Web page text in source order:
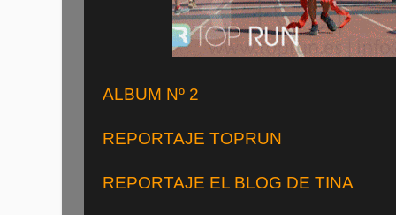
ALBUM Nº 2
REPORTAJE TOPRUN
REPORTAJE EL BLOG DE TINA